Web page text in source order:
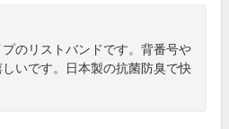
のリストバンドです。背番号や
いです。日本製の抗菌防臭で快